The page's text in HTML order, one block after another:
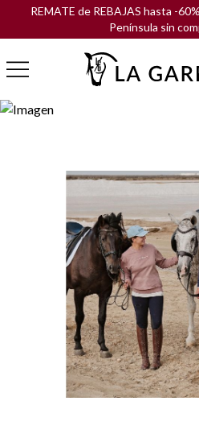
REMATE de REBAJAS hasta -
Península sin